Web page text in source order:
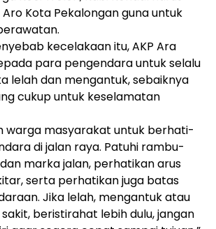
Aro Kota Pekalongan guna untuk
kecelakaan itu, AKP Ara
para pengendara untuk selalu
lelah dan mengantuk, sebaiknya
cukup untuk keselamatan
warga masyarakat untuk berhati-
di jalan raya. Patuhi rambu-
marka jalan, perhatikan arus
serta perhatikan juga batas
Jika lelah, mengantuk atau
beristirahat lebih dulu, jangan